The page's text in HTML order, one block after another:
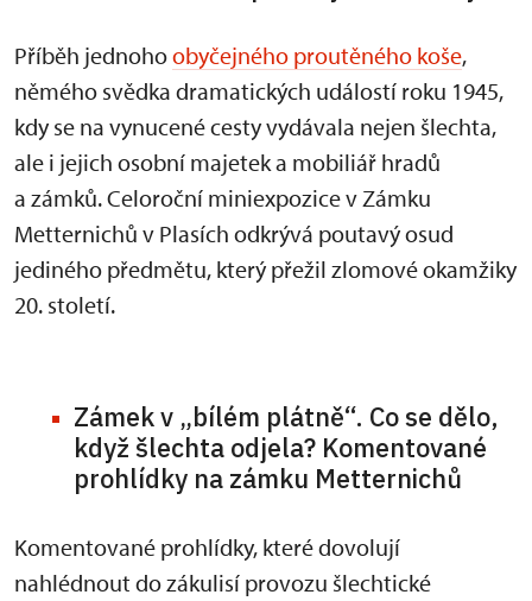
Příběh jednohoobyčejného proutěného koše,
němého svědka dramatických událostí roku 1945,
kdy se na vynucené cesty vydávala nejen šlechta,
ale i jejich osobní majetek a mobiliář hradů
a zámků. Celoroční miniexpozice v Zámku
Metternichů v Plasích odkrývá poutavý osud
jediného předmětu, který přežil zlomové okamžiky
20. století.
Zámek v „bílém plátně“. Co se dělo,
když šlechta odjela? Komentované
prohlídky na zámku Metternichů
Komentované prohlídky, které dovolují
nahlédnout do zákulisí provozu šlechtické